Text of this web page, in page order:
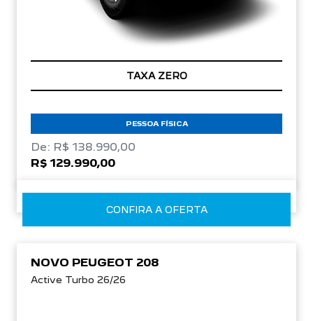
TAXA ZERO
PESSOA FÍSICA
De: R$ 138.990,00
R$ 129.990,00
CONFIRA A OFERTA
NOVO PEUGEOT 208
Active Turbo 26/26